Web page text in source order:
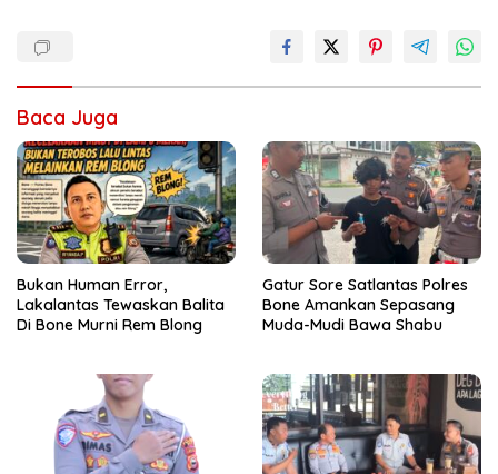
Baca Juga
Bukan Human Error,
Lakalantas Tewaskan Balita
Di Bone Murni Rem Blong
Gatur Sore Satlantas Polres
Bone Amankan Sepasang
Muda-Mudi Bawa Shabu